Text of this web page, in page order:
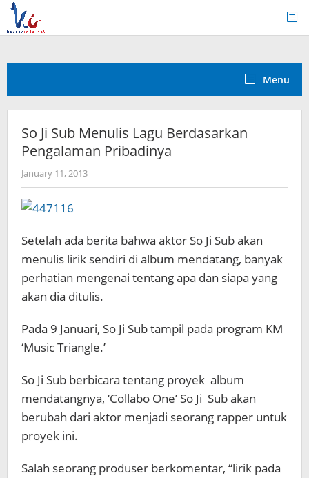
Skip
content
Menu
So Ji Sub Menulis Lagu Berdasarkan
Pengalaman Pribadinya
January 11, 2013by
Koreanindo
Setelah ada berita bahwa aktor So Ji Sub akan
menulis lirik sendiri di album mendatang, banyak
perhatian mengenai tentang apa dan siapa yang
akan dia ditulis.
Pada 9 Januari, So Ji Sub tampil pada program KM
‘Music Triangle.’
So Ji Sub berbicara tentang proyek album
mendatangnya, ‘Collabo One’ So Ji Sub akan
berubah dari aktor menjadi seorang rapper untuk
proyek ini.
Salah seorang produser berkomentar, “lirik pada